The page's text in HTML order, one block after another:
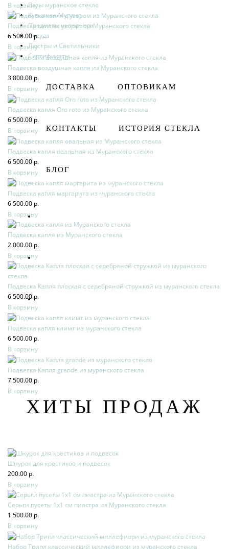
Вазы муранское стекло
Кувшины Мурано
Предметы интерьера
Посуда
Люстры и Светильники
Сертификаты
ДОСТАВКА ОПТОВИКАМ
КОНТАКТЫ ИСТОРИЯ СТЕКЛА
БЛОГ
В корзину
Подвеска капля с узором из Муранского стекла
6 500.00 р.
В корзину
Подвеска воздушная капля из Муранского стекла
3 800.00 р.
В корзину
Подвеска капля Oro roto из Муранского стекла
6 500.00 р.
В корзину
Подвеска капля овальная из Муранского стекла
6 500.00 р.
В корзину
Подвеска капля маргарита из муранского стекла
6 500.00 р.
В корзину
Подвеска капля из Муранского стекла
2 000.00 р.
В корзину
Подвеска Капля плоская с серебряной стружкой из муранского стекла
6 500.00 р.
В корзину
Подвеска капля климт из муранского стекла
6 500.00 р.
В корзину
Подвеска Капля grande из муранского стекла
7 500.00 р.
В корзину
ХИТЫ ПРОДАЖ
Шнурок для крестиков и подвесок
200.00 р.
В корзину
Серьги пусеты 1х1 см пиастра из Муранского стекла
1 500.00 р.
В корзину
Набор Трипл классический миллефиори из муранского стекла